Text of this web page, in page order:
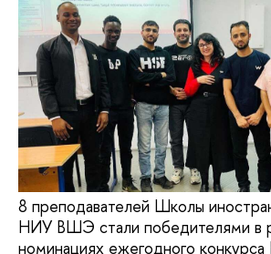
8 преподавателей Школы
НИУ ВШЭ стали победителями в
номинациях ежегодного